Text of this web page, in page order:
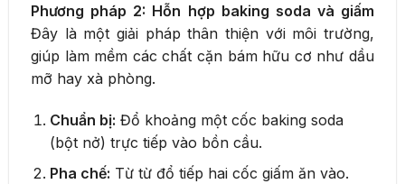
Phương pháp 2: Hỗn hợp baking soda và giấm
Đây là một giải pháp thân thiện với môi trường,
giúp làm mềm các chất cặn bám hữu cơ như dầu
mỡ hay xà phòng.
Chuẩn bị: Đổ khoảng một cốc baking soda
(bột nở) trực tiếp vào bồn cầu.
Pha chế: Từ từ đổ tiếp hai cốc giấm ăn vào.